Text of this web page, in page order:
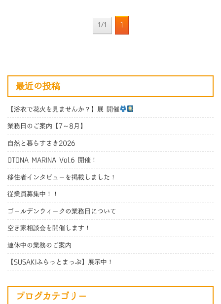
1/1 1
最近の投稿
【浴衣で花火を見ませんか？】展 開催
業務日のご案内【7～8月】
自然と暮らすさき2026
OTONA MARINA Vol.6 開催！
移住者インタビューを掲載しました！
従業員募集中！！
ゴールデンウィークの業務日について
空き家相談会を開催します！
連休中の業務のご案内
【SUSAKIふらっとまっぷ】展示中！
ブログカテゴリー